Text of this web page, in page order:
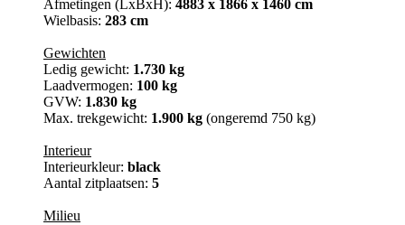
Afmetingen (LxBxH): 4883 x 1866 x 1460 cm
Wielbasis: 283 cm
Gewichten
Ledig gewicht: 1.730 kg
Laadvermogen: 100 kg
GVW: 1.830 kg
Max. trekgewicht: 1.900 kg (ongeremd 750 kg)
Interieur
Interieurkleur: black
Aantal zitplaatsen: 5
Milieu